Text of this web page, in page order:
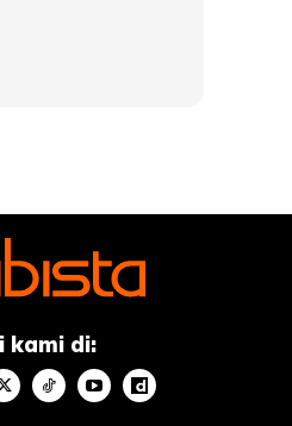
liter aspirasi natural flat-six
kelajuan.
kami di: